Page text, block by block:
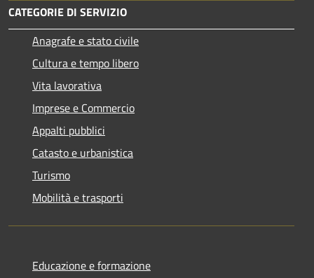
CATEGORIE DI SERVIZIO
Anagrafe e stato civile
Cultura e tempo libero
Vita lavorativa
Imprese e Commercio
Appalti pubblici
Catasto e urbanistica
Turismo
Mobilità e trasporti
Educazione e formazione